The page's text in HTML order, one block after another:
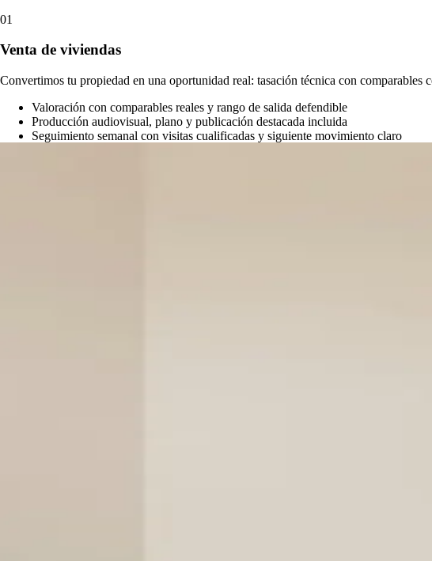
01
Venta de viviendas
Convertimos tu propiedad en una oportunidad real: tasación técnica con
Valoración con comparables reales y rango de salida defendible
Producción audiovisual, plano y publicación destacada incluida
Seguimiento semanal con visitas cualificadas y siguiente movimiento claro